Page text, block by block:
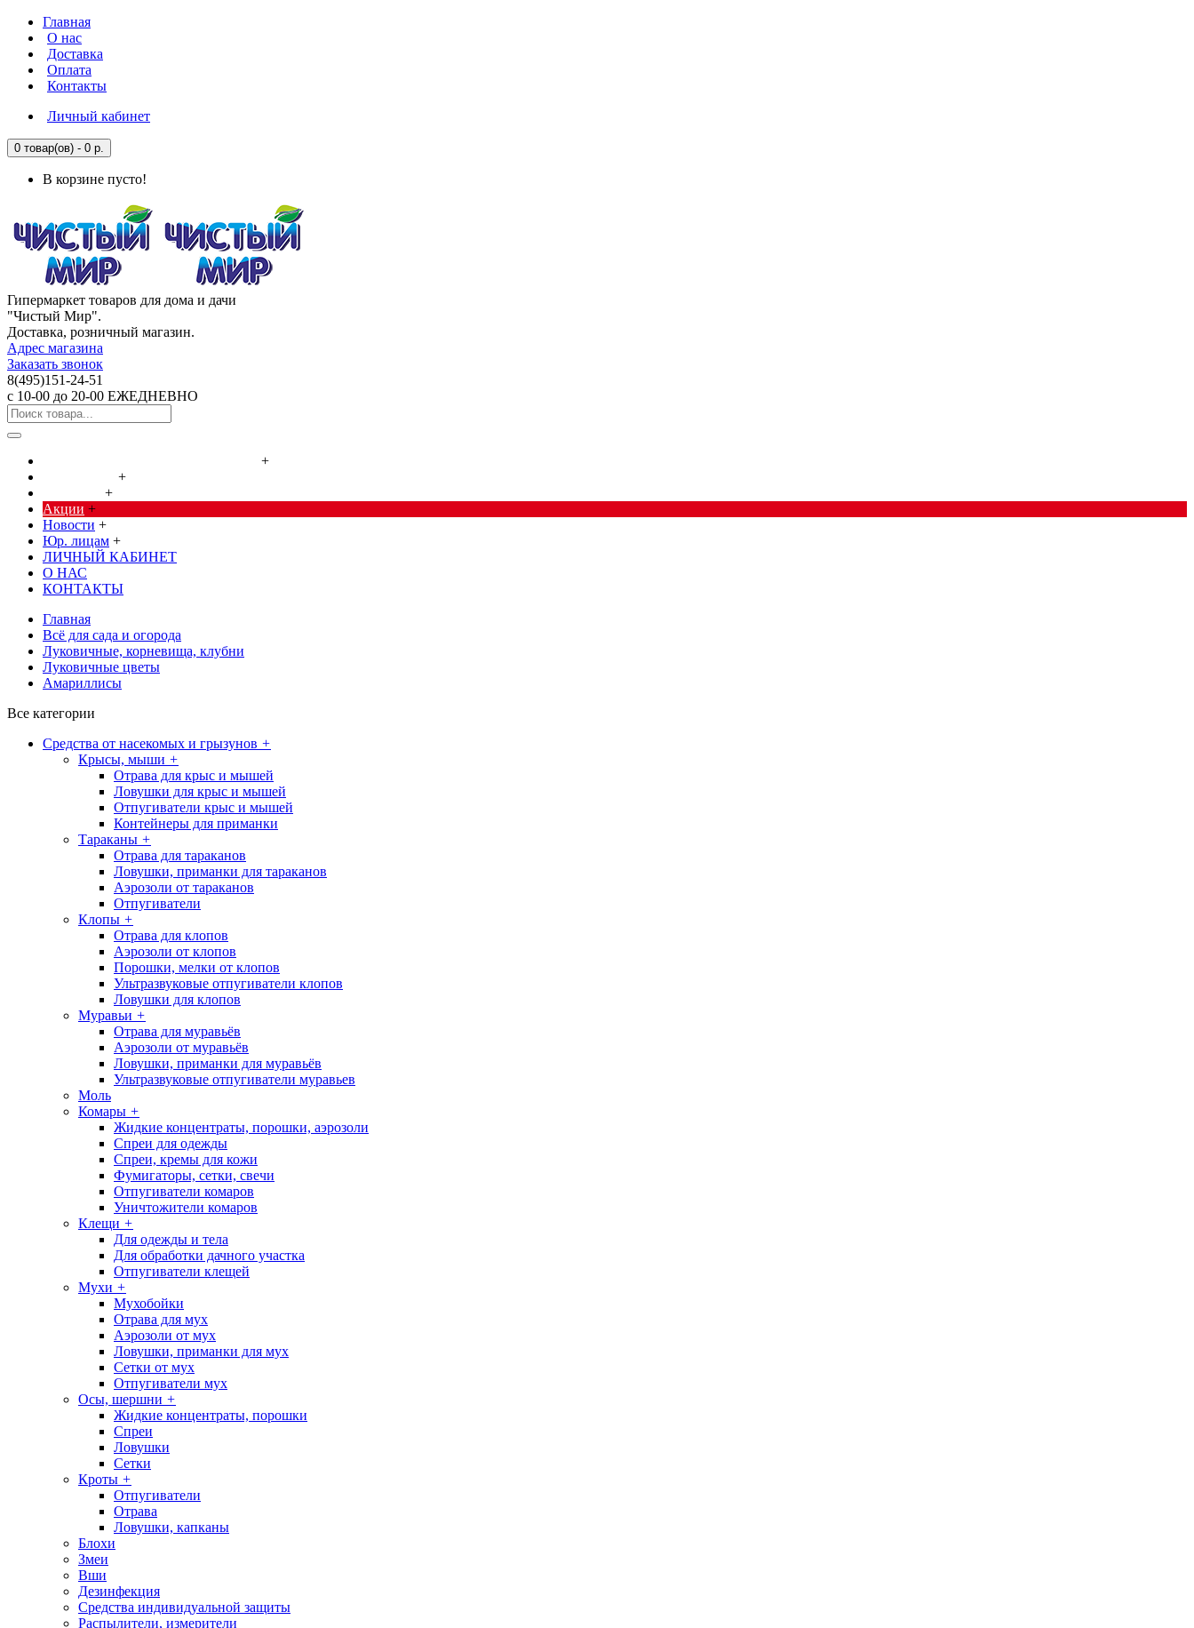
Главная
О нас
Доставка
Оплата
Контакты
Личный кабинет
0 товар(ов) - 0 р.
В корзине пусто!
Гипермаркет товаров для дома и дачи
"Чистый Мир".
Доставка, розничный магазин.
Адрес магазина
Заказать звонок
8(495)151-24-51
с 10-00 до 20-00 ЕЖЕДНЕВНО
+
+
+
Акции +
Новости +
Юр. лицам +
ЛИЧНЫЙ КАБИНЕТ
О НАС
КОНТАКТЫ
Главная
Всё для сада и огорода
Луковичные, корневища, клубни
Луковичные цветы
Амариллисы
Все категории
Cредства от насекомых и грызунов +
Крысы, мыши +
Отрава для крыс и мышей
Ловушки для крыс и мышей
Отпугиватели крыс и мышей
Контейнеры для приманки
Тараканы +
Отрава для тараканов
Ловушки, приманки для тараканов
Аэрозоли от тараканов
Отпугиватели
Клопы +
Отрава для клопов
Аэрозоли от клопов
Порошки, мелки от клопов
Ультразвуковые отпугиватели клопов
Ловушки для клопов
Муравьи +
Отрава для муравьёв
Аэрозоли от муравьёв
Ловушки, приманки для муравьёв
Ультразвуковые отпугиватели муравьев
Моль
Комары +
Жидкие концентраты, порошки, аэрозоли
Спреи для одежды
Спреи, кремы для кожи
Фумигаторы, сетки, свечи
Отпугиватели комаров
Уничтожители комаров
Клещи +
Для одежды и тела
Для обработки дачного участка
Отпугиватели клещей
Мухи +
Мухобойки
Отрава для мух
Аэрозоли от мух
Ловушки, приманки для мух
Сетки от мух
Отпугиватели мух
Осы, шершни +
Жидкие концентраты, порошки
Спреи
Ловушки
Сетки
Кроты +
Отпугиватели
Отрава
Ловушки, капканы
Блохи
Змеи
Вши
Дезинфекция
Средства индивидуальной защиты
Распылители, измерители